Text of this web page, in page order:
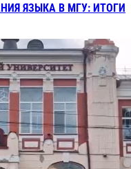
ЯЗЫКА В МГУ: ИТОГИ